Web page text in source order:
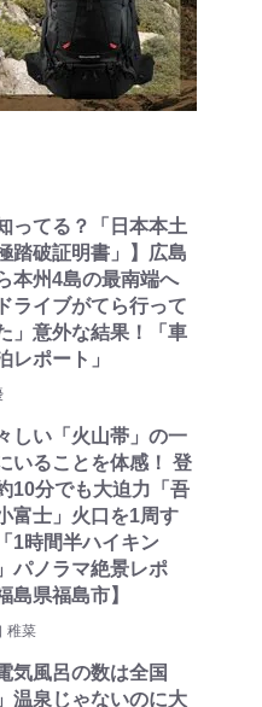
ってる？「日本本土
踏破証明書」】広島
本州4島の最南端へ
ライブがてら行って
」意外な結果！「車
レポート」
しい「火山帯」の一
いることを体感！ 登
10分でも大迫力「吾
富士」火口を1周す
1時間半ハイキン
パノラマ絶景レポ
島県福島市】
稚菜
気風呂の数は全国
温泉じゃないのに大